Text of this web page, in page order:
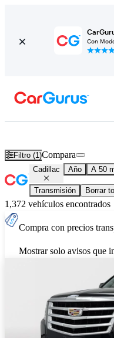
Con
Filtro (1)Compara
Cadillac Año A 50
Transmisión Borrar
1,372 vehículos encontrados
Compra con precios
Mostrar solo avisos que